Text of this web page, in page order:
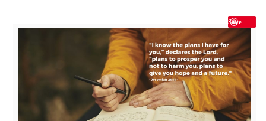
Save